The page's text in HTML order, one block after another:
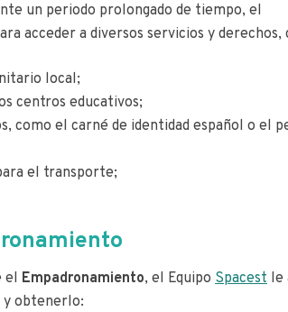
un periodo prolongado de tiempo, el
acceder a diversos servicios y derechos,
local;
centros educativos;
como el carné de identidad español o el
el transporte;
el Empadronamiento, el Equipo Spacest le
obtenerlo: